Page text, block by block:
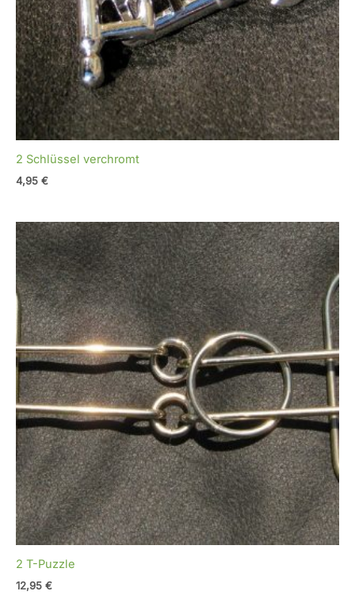
2 Schlüssel verchromt
4,95 €
2 T-Puzzle
12,95 €